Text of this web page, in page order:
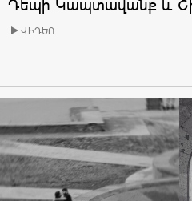
Դեպի Կապտավանք և
ՎԻԴԵՈ